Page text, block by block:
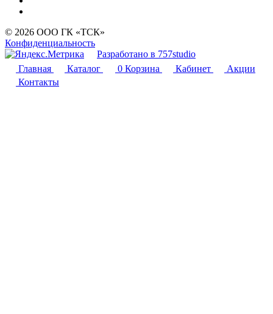
© 2026 ООО ГК «ТСК»
Конфиденциальность
Разработано в 757studio
Главная
Каталог 0 Корзина Кабинет
Акции
Контакты